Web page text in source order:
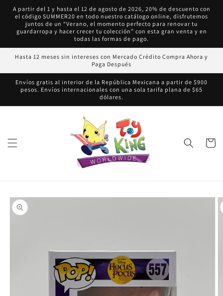
directamente
al contenido
A partir del 1 y hasta el 12 de agosto de 2026, 20% de descuento con
el código SUMMER20 en todo nuestro catálogo online, disfrutemos
juntos de un “Verano, el momento perfecto para renovar tu
guardarropa y hacer crecer tu colección” con esta gran venta y en
todas las formas de pago.
Hasta 12 meses sin intereses con Mercado Crédito Compra Ahora y
Paga Después
Envíos gratis al interior de la República Mexicana a partir de $900
pesos. Envíos internacionales con una sola tarifa plana de $65
dólares.
Carrito
directamente
a la
información